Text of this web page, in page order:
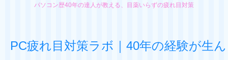
パソコン歴40年の達人が教える、目薬いらずの疲れ目対策
PC疲れ目対策ラボ｜40年の経験が生ん